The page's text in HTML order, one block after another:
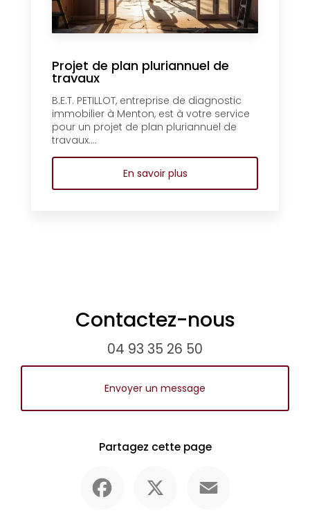
Projet de plan pluriannuel de
travaux
B.E.T. PETILLOT, entreprise de diagnostic
immobilier à Menton, est à votre service
pour un projet de plan pluriannuel de
travaux....
En savoir plus
Contactez-nous
04 93 35 26 50
Envoyer un message
Partagez cette page